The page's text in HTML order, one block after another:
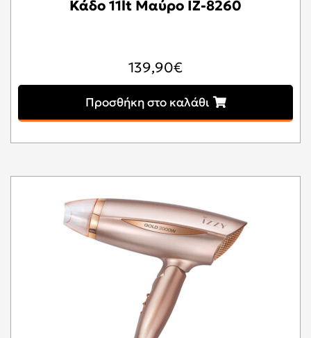
Κάδο 11lt Μαύρο IZ-8260
139,90€
Προσθήκη στο καλάθι